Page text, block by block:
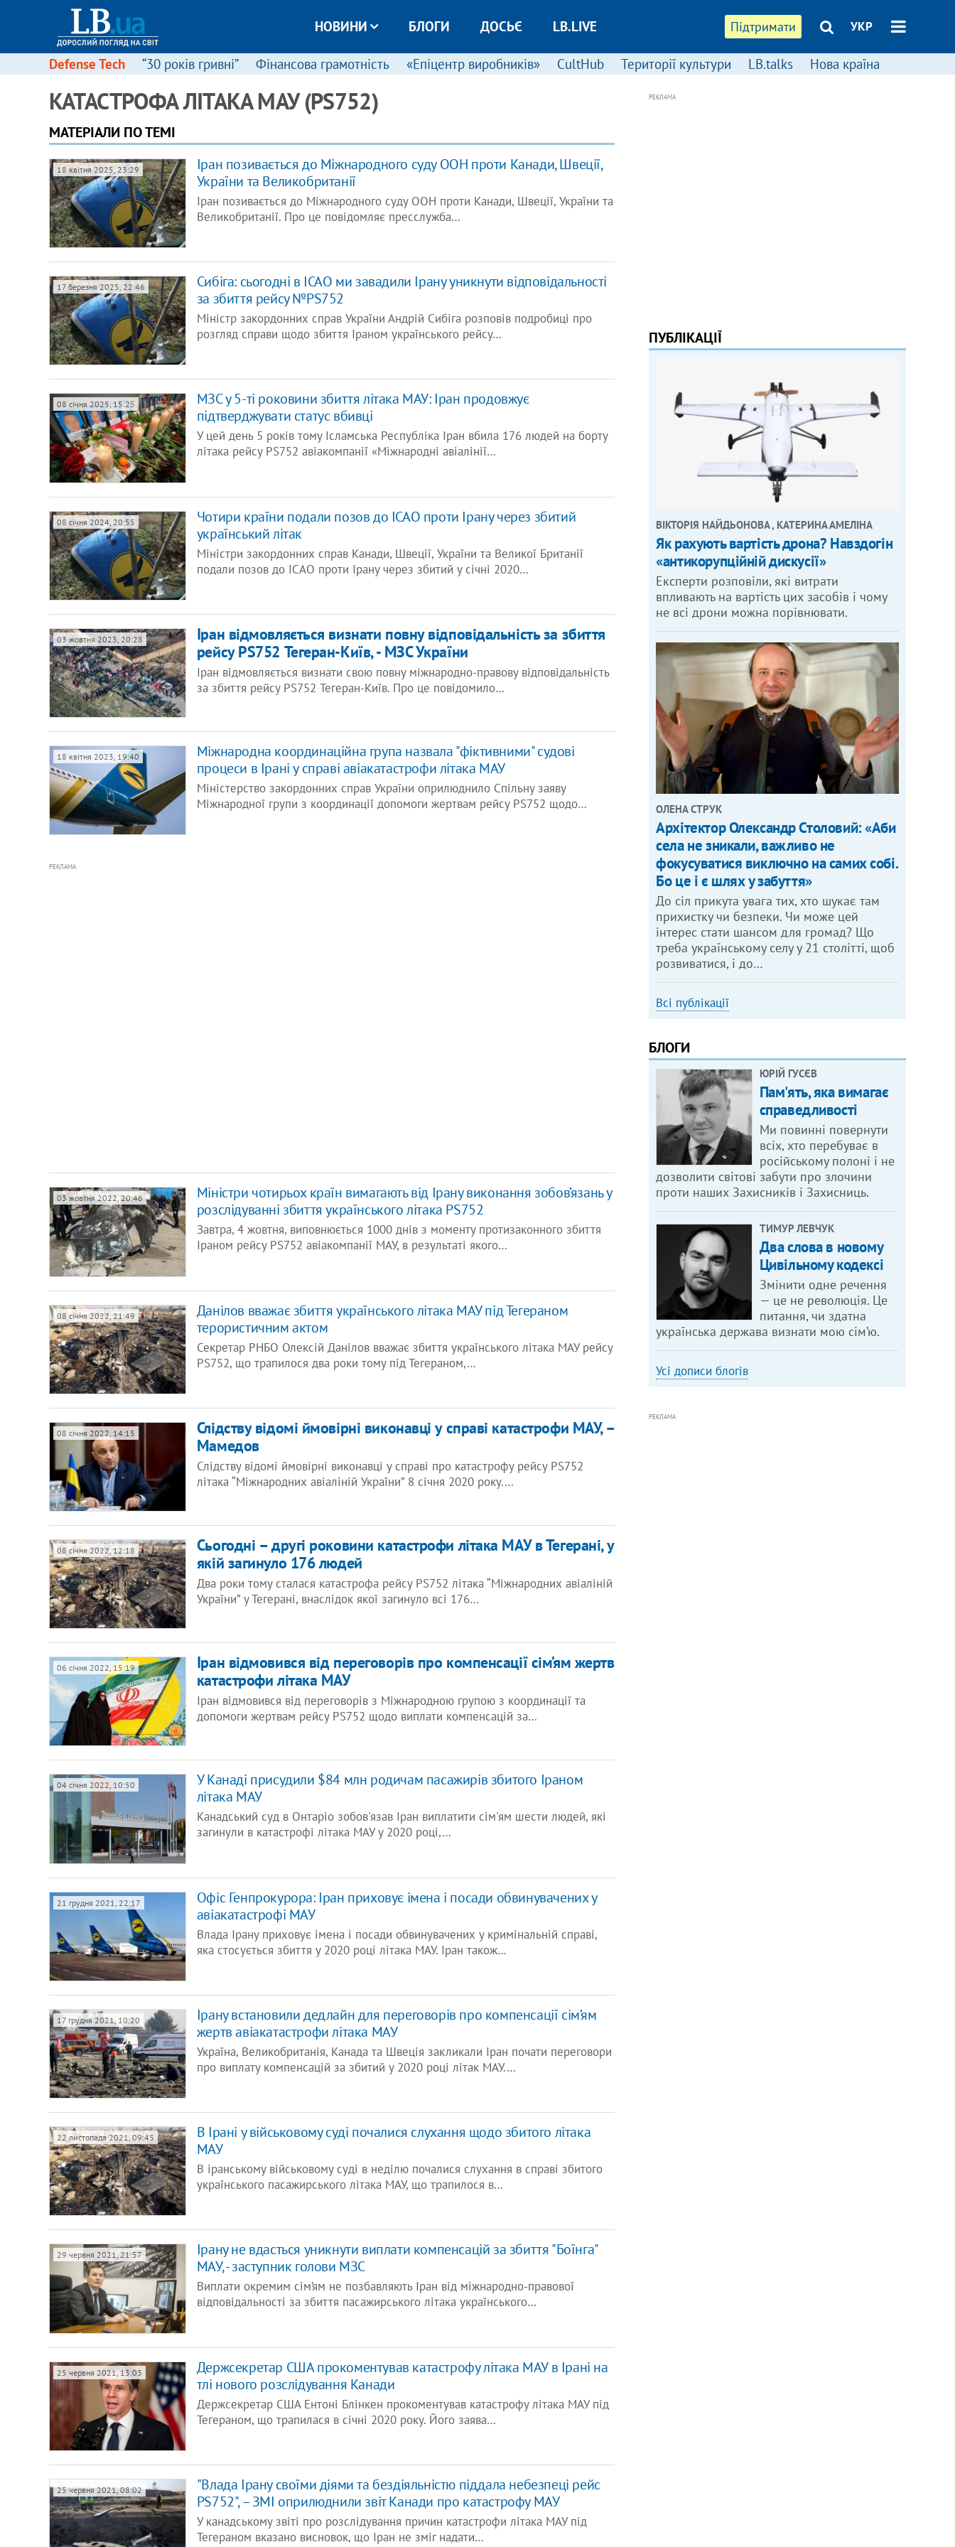
Підтримати УКР
НОВИНИ БЛОГИ ДОСЬЄ LB.LIVE
Defense Tech “30 років гривні” Фінансова грамотність «Епіцентр виробників» CultHub Території культури LB.talks Нова країна
КАТАСТРОФА ЛІТАКА MАУ (PS752)
МАТЕРІАЛИ ПО ТЕМІ
18 квітня 2025, 23:29
Іран позивається до Міжнародного суду ООН проти Канади, Швеції,
України та Великобританії
Іран позивається до Міжнародного суду ООН проти Канади, Швеції, України та
Великобританії. Про це повідомляє пресслужба…
17 березня 2025, 22:46
Сибіга: сьогодні в ICAO ми завадили Ірану уникнути відповідальності
за збиття рейсу №PS752
Міністр закордонних справ України Андрій Сибіга розповів подробиці про
розгляд справи щодо збиття Іраном українського рейсу…
08 січня 2025, 15:25
МЗС у 5-ті роковини збиття літака МАУ: Іран продовжує
підтверджувати статус вбивці
У цей день 5 років тому Ісламська Республіка Іран вбила 176 людей на борту
літака рейсу PS752 авіакомпанії «Міжнародні авіалінії…
08 січня 2024, 20:55
Чотири країни подали позов до ІСАО проти Ірану через збитий
український літак
Міністри закордонних справ Канади, Швеції, України та Великої Британії
подали позов до ІСАО проти Ірану через збитий у січні 2020…
03 жовтня 2023, 20:28
Іран відмовляється визнати повну відповідальність за збиття
рейсу PS752 Тегеран-Київ, - МЗС України
Іран відмовляється визнати свою повну міжнародно-правову відповідальність
за збиття рейсу PS752 Тегеран-Київ. Про це повідомило…
18 квітня 2023, 19:40
Міжнародна координаційна група назвала "фіктивними" судові
процеси в Ірані у справі авіакатастрофи літака МАУ
Міністерство закордонних справ України оприлюднило Спільну заяву
Міжнародної групи з координації допомоги жертвам рейсу PS752 щодо…
РЕКЛАМА
03 жовтня 2022, 20:46
Міністри чотирьох країн вимагають від Ірану виконання зобов’язань у
розслідуванні збиття українського літака PS752
Завтра, 4 жовтня, виповнюється 1000 днів з моменту протизаконного збиття
Іраном рейсу PS752 авіакомпанії МАУ, в результаті якого…
08 січня 2022, 21:49
Данілов вважає збиття українського літака МАУ під Тегераном
терористичним актом
Секретар РНБО Олексій Данілов вважає збиття українського літака МАУ рейсу
PS752, що трапилося два роки тому під Тегераном,…
08 січня 2022, 14:15
Слідству відомі ймовірні виконавці у справі катастрофи МАУ, –
Мамедов
Слідству відомі ймовірні виконавці у справі про катастрофу рейсу PS752
літака “Міжнародних авіаліній України” 8 січня 2020 року.…
08 січня 2022, 12:18
Сьогодні – другі роковини катастрофи літака МАУ в Тегерані, у
якій загинуло 176 людей
Два роки тому сталася катастрофа рейсу PS752 літака “Міжнародних авіаліній
України” у Тегерані, внаслідок якої загинуло всі 176…
06 січня 2022, 15:19
Іран відмовився від переговорів про компенсації сім’ям жертв
катастрофи літака МАУ
Іран відмовився від переговорів з Міжнародною групою з координації та
допомоги жертвам рейсу PS752 щодо виплати компенсацій за…
04 січня 2022, 10:50
У Канаді присудили $84 млн родичам пасажирів збитого Іраном
літака МАУ
Канадський суд в Онтаріо зобов'язав Іран виплатити сім'ям шести людей, які
загинули в катастрофі літака МАУ у 2020 році,…
21 грудня 2021, 22:17
Офіс Генпрокурора: Іран приховує імена і посади обвинувачених у
авіакатастрофі МАУ
Влада Ірану приховує імена і посади обвинувачених у кримінальній справі,
яка стосується збиття у 2020 році літака МАУ. Іран також…
17 грудня 2021, 10:20
Ірану встановили дедлайн для переговорів про компенсації сім’ям
жертв авіакатастрофи літака МАУ
Україна, Великобританія, Канада та Швеція закликали Іран почати переговори
про виплату компенсацій за збитий у 2020 році літак МАУ.…
22 листопада 2021, 09:45
В Ірані у військовому суді почалися слухання щодо збитого літака
МАУ
В іранському військовому суді в неділю почалися слухання в справі збитого
українського пасажирського літака МАУ, що трапилося в…
29 червня 2021, 21:57
Ірану не вдасться уникнути виплати компенсацій за збиття "Боїнга"
МАУ, - заступник голови МЗС
Виплати окремим сім’ям не позбавляють Іран від міжнародно-правової
відповідальності за збиття пасажирського літака українського…
25 червня 2021, 13:03
Держсекретар США прокоментував катастрофу літака МАУ в Ірані на
тлі нового розслідування Канади
Держсекретар США Ентоні Блінкен прокоментував катастрофу літака МАУ під
Тегераном, що трапилася в січні 2020 року. Його заява…
25 червня 2021, 08:02
"Влада Ірану своїми діями та бездіяльністю піддала небезпеці рейс
PS752", – ЗМІ оприлюднили звіт Канади про катастрофу МАУ
У канадському звіті про розслідування причин катастрофи літака МАУ під
Тегераном вказано висновок, що Іран не зміг надати…
РЕКЛАМА
ПУБЛІКАЦІЇ
ВІКТОРІЯ НАЙДЬОНОВА , КАТЕРИНА АМЕЛІНА
Як рахують вартість дрона? Навздогін
«антикорупційній дискусії»
Експерти розповіли, які витрати
впливають на вартість цих засобів і чому
не всі дрони можна порівнювати.
ОЛЕНА СТРУК
Архітектор Олександр Столовий: «Аби
села не зникали, важливо не
фокусуватися виключно на самих собі.
Бо це і є шлях у забуття»
До сіл прикута увага тих, хто шукає там
прихистку чи безпеки. Чи може цей
інтерес стати шансом для громад? Що
треба українському селу у 21 столітті, щоб
розвиватися, і до…
Всі публікації
БЛОГИ
ЮРІЙ ГУСЄВ
Пам'ять, яка вимагає
справедливості
Ми повинні повернути
всіх, хто перебуває в
російському полоні і не
дозволити світові забути про злочини
проти наших Захисників і Захисниць.
ТИМУР ЛЕВЧУК
Два слова в новому
Цивільному кодексі
Змінити одне речення
— це не революція. Це
питання, чи здатна
українська держава визнати мою сім’ю.
Усі дописи блогів
РЕКЛАМА